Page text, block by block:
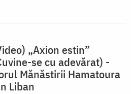
„Axion estin”
se cu adevărat) -
Mănăstirii Hamatoura
Liban